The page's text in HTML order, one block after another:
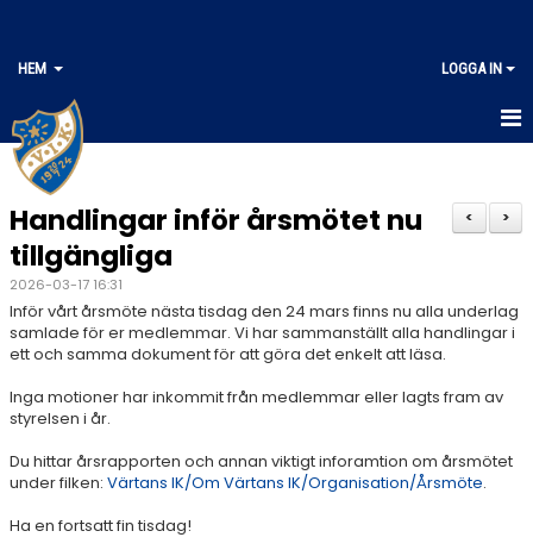
HEM LOGGA IN
HEM
>
<
Handlingar inför årsmötet nu
tillgängliga
2026-03-17 16:31
Inför vårt årsmöte nästa tisdag den 24 mars finns nu alla underlag
samlade för er medlemmar. Vi har sammanställt alla handlingar i
ett och samma dokument för att göra det enkelt att läsa.
Inga motioner har inkommit från medlemmar eller lagts fram av
styrelsen i år.
Du hittar årsrapporten och annan viktigt inforamtion om årsmötet
under filken: Värtans IK/Om Värtans IK/Organisation/Årsmöte.
Ha en fortsatt fin tisdag!